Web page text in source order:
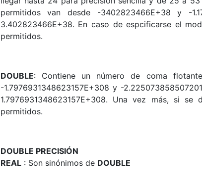
permitidos van desde -3402823466E+38 y -
3.402823466E+38. En caso de espcificarse el
permitidos.
DOUBLE: Contiene un número de coma
-1.7976931348623157E+308 y -
1.7976931348623157E+308. Una vez más, si
permitidos.
DOUBLE PRECISIÓN
REAL: Son sinónimos de DOUBLE